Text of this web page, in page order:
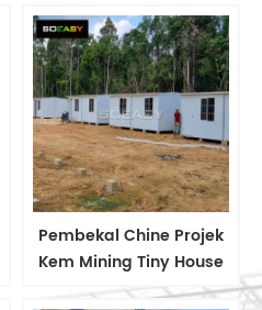
Modular
Pembekal Chine Projek
Kem Mining Tiny House
Experpenable di Kem